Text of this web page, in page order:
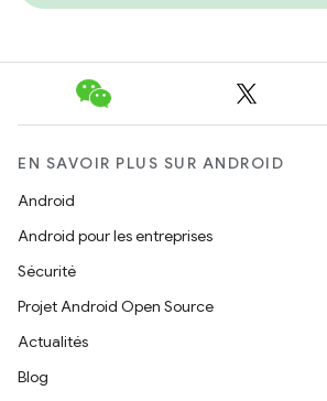
EN SAVOIR PLUS SUR ANDROID
Android
Android pour les entreprises
Sécurité
Projet Android Open Source
Actualités
Blog